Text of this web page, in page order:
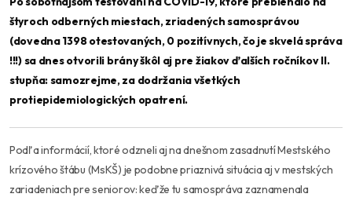
štyroch odberných miestach, zriadených samosprávou
(dovedna 1398 otestovaných, 0 pozitívnych, čo je skvelá správa
!!!) sa dnes otvorili brány škôl aj pre žiakov ďalších ročníkov II.
stupňa: samozrejme, za dodržania všetkých
protiepidemiologických opatrení.
Podľa informácií, ktoré odzneli aj na dnešnom zasadnutí Mestského
krízového štábu (MsKŠ) je podobne priaznivá situácia aj v mestských
zariadeniach pre seniorov: keďže tu samospráva zaznamenala